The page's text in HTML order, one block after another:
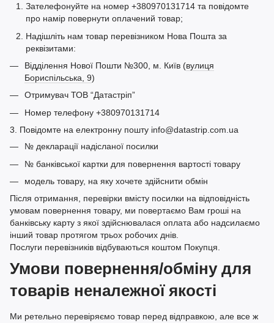
Зателефонуйте на номер +380970131714 та повідомте
про намір повернути оплачений товар;
Надішліть нам товар перевізником Нова Пошта за
реквізитами:
Відділення Нової Пошти №300, м. Київ (вулиця
Бориспільська, 9)
Отримувач ТОВ “Датастріп”
Номер телефону +380970131714
3. Повідомте на електронну пошту info@datastrip.com.ua
№ декларації надісланої посилки
№ банківської картки для повернення вартості товару
модель товару, на яку хочете здійснити обмін
Після отримання, перевірки вмісту посилки на відповідність
умовам повернення товару, ми повертаємо Вам гроші на
банківську карту з якої здійснювалася оплата або надсилаємо
інший товар протягом трьох робочих днів.
Послуги перевізників відбуваються коштом Покупця.
Умови повернення/обміну для
товарів неналежної якості
Ми ретельно перевіряємо товар перед відправкою, але все ж